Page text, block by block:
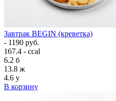
Завтрак BEGIN (креветка)
- 1190 руб.
167.4 - ccal
6.2 б
13.8 ж
4.6 у
В корзину